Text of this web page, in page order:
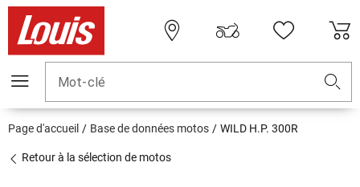
Mot-clé
Page d'accueil Base de données motos WILD H.P. 300R
Retour à la sélection de motos